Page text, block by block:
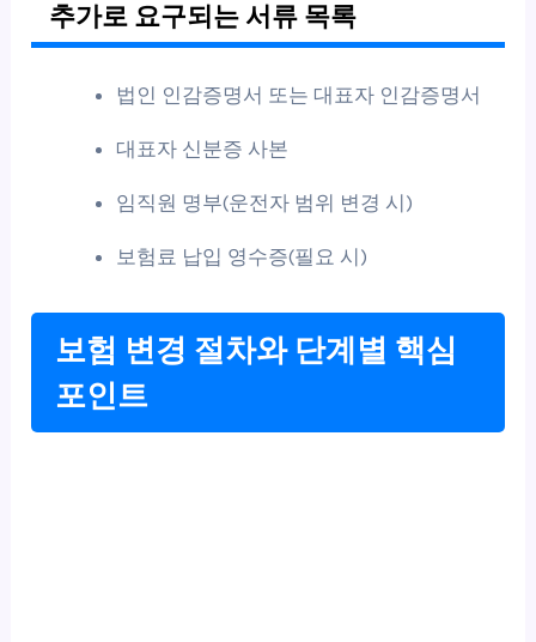
추가로 요구되는 서류 목록
법인 인감증명서 또는 대표자 인감증명서
대표자 신분증 사본
임직원 명부(운전자 범위 변경 시)
보험료 납입 영수증(필요 시)
보험 변경 절차와 단계별 핵심
포인트